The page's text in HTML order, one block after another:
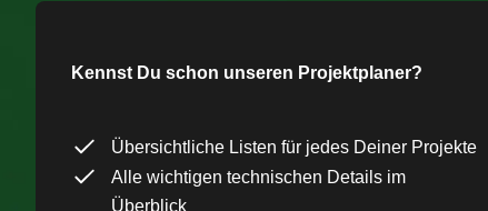
Kennst Du schon unseren Projektplaner?
Übersichtliche Listen für jedes Deiner Projekte
Alle wichtigen technischen Details im
Überblick